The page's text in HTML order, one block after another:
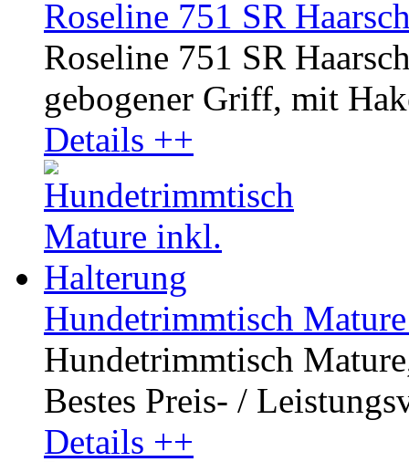
Roseline 751 SR
Roseline 751 SR
gebogener Griff, mit
Details ++
Hundetrimmtisch
Hundetrimmtisch
Bestes Preis- /
Details ++